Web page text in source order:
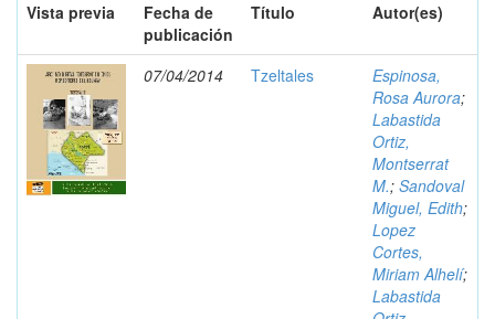
Vista previa
Fecha de
publicación
Título Autor(es)
07/04/2014 Tzeltales
Espinosa,
Rosa Aurora;
Labastida
Ortiz,
Montserrat
M.; Sandoval
Miguel, Edith;
Lopez
Cortes,
Miriam Alhelí;
Labastida